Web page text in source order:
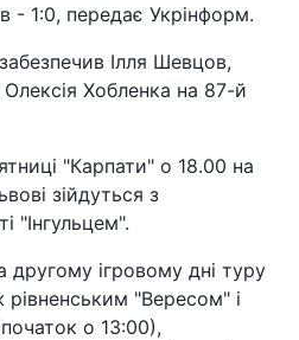
- 1:0, передає Укрінформ.
Ілля Шевцов,
Хобленка на 87-й
"Карпати" о 18.00 на
зійдуться з
"Інгульцем".
другому ігровому дні туру
рівненським "Вересом" і
о 13:00),